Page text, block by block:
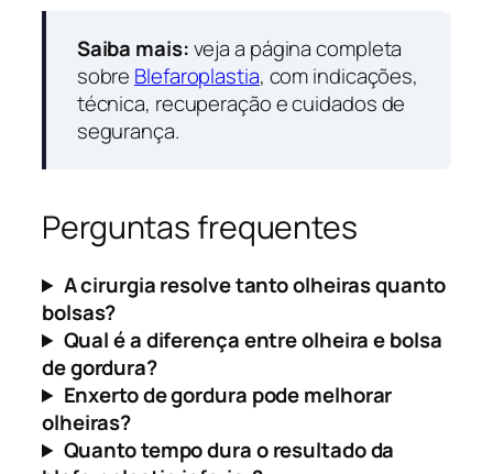
Saiba mais:veja a página completa
sobre Blefaroplastia, com indicações,
técnica, recuperação e cuidados de
segurança.
Perguntas frequentes
A cirurgia resolve tanto olheiras quanto
bolsas?
Qual é a diferença entre olheira e bolsa
de gordura?
Enxerto de gordura pode melhorar
olheiras?
Quanto tempo dura o resultado da